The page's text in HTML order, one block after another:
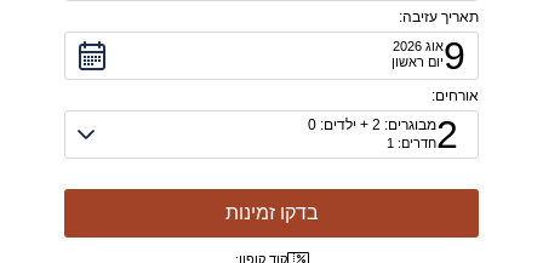
תאריך עזיבה:
9אוג 2026
יום ראשון
אורחים:
אורחים
2מבוגרים: 2+ ילדים: 0
חדרים: 1
קוד קופון:
בדקו זמינות